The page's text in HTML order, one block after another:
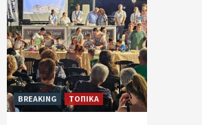
BREAKING ΤΟΠΙΚΑ